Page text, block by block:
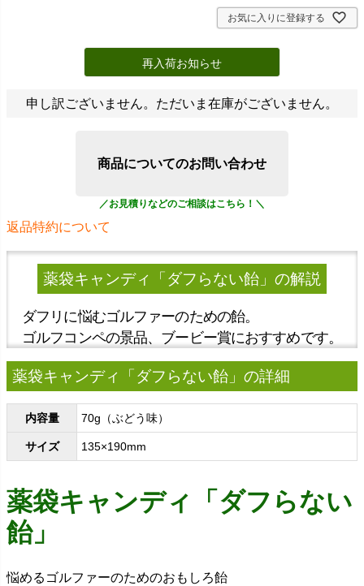
お気に入りに登録する
再入荷お知らせ
申し訳ございません。ただいま在庫がございません。
商品についてのお問い合わせ
返品特約について
薬袋キャンディ「ダフらない飴」 の解説
ダフリに悩むゴルファーのための飴。
ゴルフコンペの景品、ブービー賞におすすめです。
薬袋キャンディ「ダフらない飴」の詳細
内容量 70g（ぶどう味）
サイズ 135×190mm
薬袋キャンディ「ダフらない
飴」
悩めるゴルファーのためのおもしろ飴